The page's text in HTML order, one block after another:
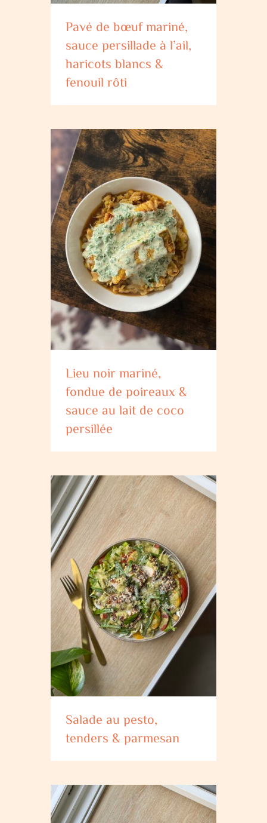
Pavé de bœuf mariné,
sauce persillade à l’ail,
haricots blancs &
fenouil rôti
Lieu noir mariné,
fondue de poireaux &
sauce au lait de coco
persillée
Salade au pesto,
tenders & parmesan